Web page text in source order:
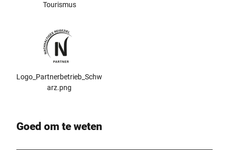
Tourismus
Logo_Partnerbetrieb_Schw
arz.png
Goed om te weten